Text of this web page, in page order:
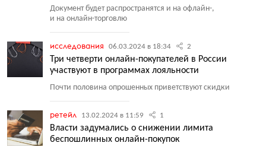
Документ будет распространятся и на офлайн-,
и на онлайн-торговлю
исследования 06.03.2024 в 18:34 2
Три четверти онлайн-покупателей в России
участвуют в программах лояльности
Почти половина опрошенных приветствуют скидки
ретейл 13.02.2024 в 11:59 1
Власти задумались о снижении лимита
беспошлинных онлайн-покупок